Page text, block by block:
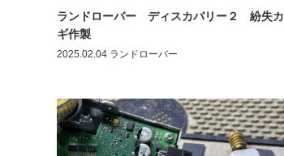
ランドローバー ディスカバリー２ 紛失カ
ギ作製
2025.02.04 ランドローバー